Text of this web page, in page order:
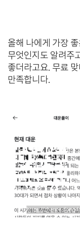
올해 나에게 가장
무엇인지도 알려주
좋더라고요. 무료
만족합니다.